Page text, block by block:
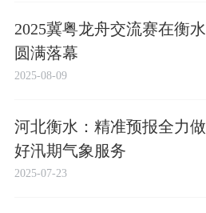
2025冀粤龙舟交流赛在衡水
圆满落幕
2025-08-09
河北衡水：精准预报全力做
好汛期气象服务
2025-07-23